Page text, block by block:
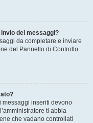
invio dei messaggi?
da completare e inviare
del Pannello di Controllo
messaggi inseriti devono
ti abbia
che vadano controllati